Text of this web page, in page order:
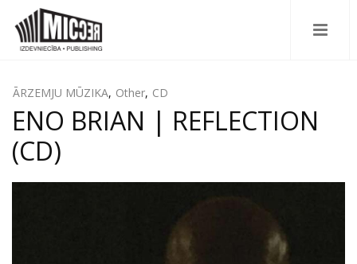
ĀRZEMJU MŪZIKA, Other, CD
ENO BRIAN | REFLECTION
(CD)